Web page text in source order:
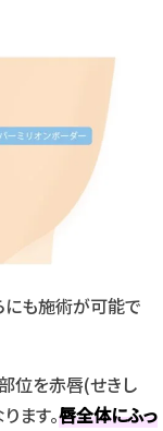
にも施術が可能で
位を赤唇(せきし
ます。唇全体にふっ